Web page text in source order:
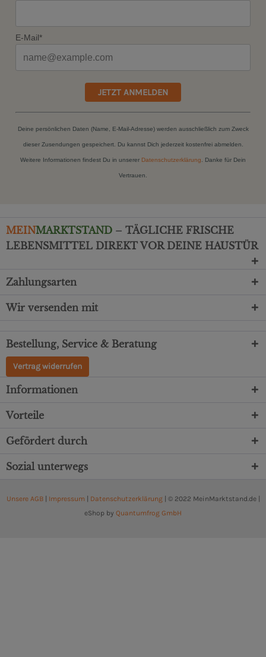
E-Mail*
JETZT ANMELDEN
Deine persönlichen Daten (Name, E-Mail-Adresse) werden ausschließlich zum Zweck
dieser Zusendungen gespeichert. Du kannst Dich jederzeit kostenfrei abmelden.
Weitere Informationen findest Du in unserer Datenschutzerklärung . Danke für Dein
Vertrauen.
MEINMARKTSTAND – TÄGLICHE FRISCHE
LEBENSMITTEL DIREKT VOR DEINE HAUSTÜR
Zahlungsarten
Wir versenden mit
Bestellung, Service & Beratung
Vertrag widerrufen
Informationen
Vorteile
Gefördert durch
Sozial unterwegs
Unsere AGB| Impressum Datenschutzerklärung| © 2022 MeinMarktstand.de |
eShop by Quantumfrog GmbH